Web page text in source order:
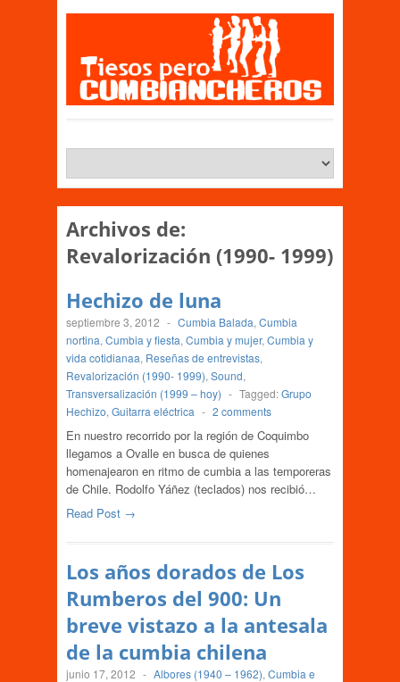
Archivos de:
Revalorización (1990- 1999)
Hechizo de luna
septiembre 3, 2012 - Cumbia Balada, Cumbia
nortina, Cumbia y fiesta, Cumbia y mujer, Cumbia y
vida cotidianaa, Reseñas de entrevistas,
Revalorización (1990- 1999), Sound,
Transversalización (1999 – hoy) - Tagged:Grupo
Hechizo, Guitarra eléctrica - 2 comments
En nuestro recorrido por la región de Coquimbo
llegamos a Ovalle en busca de quienes
homenajearon en ritmo de cumbia a las temporeras
de Chile. Rodolfo Yáñez (teclados) nos recibió…
Read Post →
Los años dorados de Los
Rumberos del 900: Un
breve vistazo a la antesala
de la cumbia chilena
junio 17, 2012 - Albores (1940 – 1962), Cumbia e